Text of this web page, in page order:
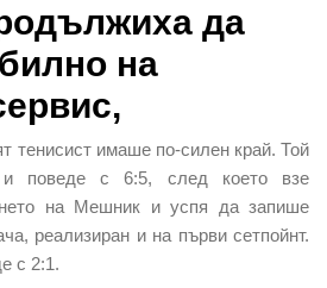
да
на
тенисист имаше по-силен край. Той
и поведе с 6:5, след което взе
на Мешник и успя да запише
реализиран и на първи сетпойнт.
с 2:1.